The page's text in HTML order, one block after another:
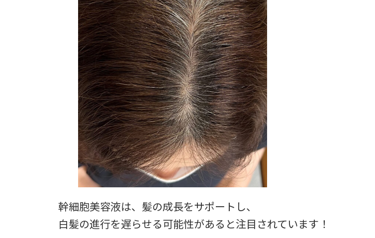
新
日
時
:
幹細胞美容液は、髪の成長をサポートし、
白髪の進行を遅らせる可能性があると注目されています！